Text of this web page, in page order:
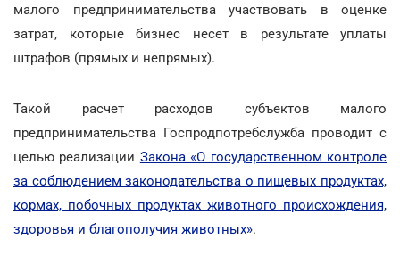
малого предпринимательства участвовать в оценке
затрат, которые бизнес несет в результате уплаты
штрафов (прямых и непрямых).
Такой расчет расходов субъектов малого
предпринимательства Госпродпотребслужба проводит с
целью реализации Закона «О государственном контроле
за соблюдением законодательства о пищевых продуктах,
кормах, побочных продуктах животного происхождения,
здоровья и благополучия животных».